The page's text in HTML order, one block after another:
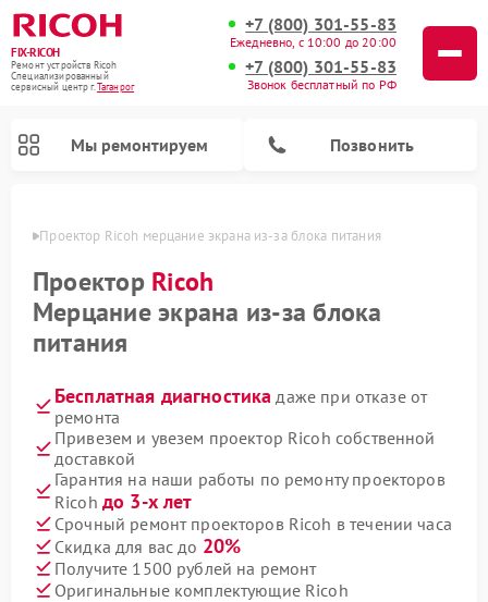
FIX-RICOH
Ремонт устройств Ricoh
Специализированный
cервисный центр г.Таганрог
+7 (800) 301-55-83
Ежедневно, с 10:00 до 20:00
+7 (800) 301-55-83
Звонок бесплатный по РФ
Мы ремонтируем Позвонить
Проектор Ricoh мерцание экрана из-за блока питания
Проектор Ricoh
Мерцание экрана из-за блока
питания
Бесплатная диагностика даже при отказе от
ремонта
Привезем и увезем проектор Ricoh собственной
доставкой
Гарантия на наши работы по ремонту проекторов
Ricoh до 3-х лет
Срочный ремонт проекторов Ricoh в течении часа
Скидка для вас до 20%
Получите 1500 рублей на ремонт
Оригинальные комплектующие Ricoh